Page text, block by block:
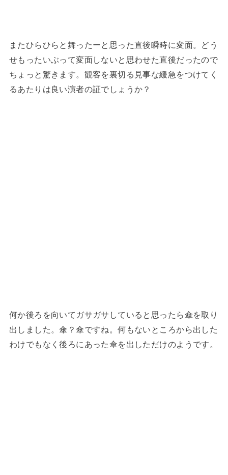
またひらひらと舞ったーと思った直後瞬時に変面。どう
せもったいぶって変面しないと思わせた直後だったので
ちょっと驚きます。観客を裏切る見事な緩急をつけてく
るあたりは良い演者の証でしょうか？
何か後ろを向いてガサガサしていると思ったら傘を取り
出しました。傘？傘ですね。何もないところから出した
わけでもなく後ろにあった傘を出しただけのようです。